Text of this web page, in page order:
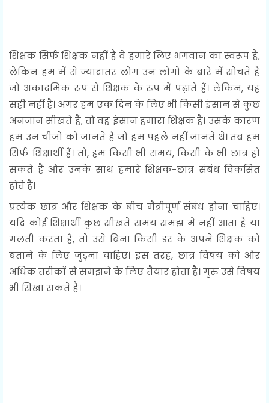
शिक्षक सिर्फ शिक्षक नहीं हैं वे हमारे लिए भगवान का स्वरूप है,
लेकिन हम में से ज्यादातर लोग उन लोगों के बारे में सोचते हैं
जो अकादमिक रूप से शिक्षक के रूप में पढ़ाते हैं। लेकिन, यह
सही नहीं है। अगर हम एक दिन के लिए भी किसी इंसान से कुछ
अनजान सीखते हैं, तो वह इंसान हमारा शिक्षक है। उसके कारण
हम उन चीजों को जानते हैं जो हम पहलेे नहीं जानते थे। तब हम
सिर्फ शिक्षार्थी हैं। तो, हम किसी भी समय, किसी के भी छात्र हो
सकते हैं और उनके साथ हमारे शिक्षक-छात्र संबंध विकसित
होते हैं।
प्रत्येक छात्र और शिक्षक के बीच मैत्रीपूर्ण संबंध होना चाहिए।
यदि कोई शिक्षार्थी कुछ सीखते समय समझ में नहीं आता है या
गलती करता है, तो उसे बिना किसी डर के अपने शिक्षक को
बताने के लिए जुड़ना चाहिए। इस तरह, छात्र विषय को और
अधिक तरीकों से समझने के लिए तैयार होता है। गुरु उसे विषय
भी सिखा सकते हैं।